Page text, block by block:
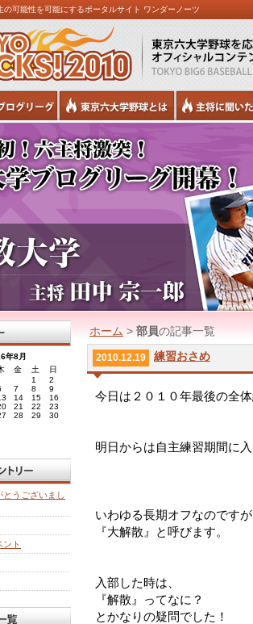
の可能性を可能にするポータルサイト ワンダーノーツ
ホーム > 部員の記事一覧
2010.12.19 練習おさめ
今日は２０１０年最後の全
明日からは自主練習期間に
いわゆる長期オフなのです
『大解散』と呼びます。
入部した時は、
『解散』ってなに？
とかなりの疑問でした！
年8月
金 土
日
1
2
7 8
9
14 15
16
21 22
23
28 29
30
とうございまし
ント